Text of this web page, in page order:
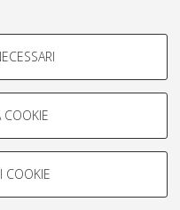
le caratteristiche della
base al loro comportamento
COOKIE
COOKIE